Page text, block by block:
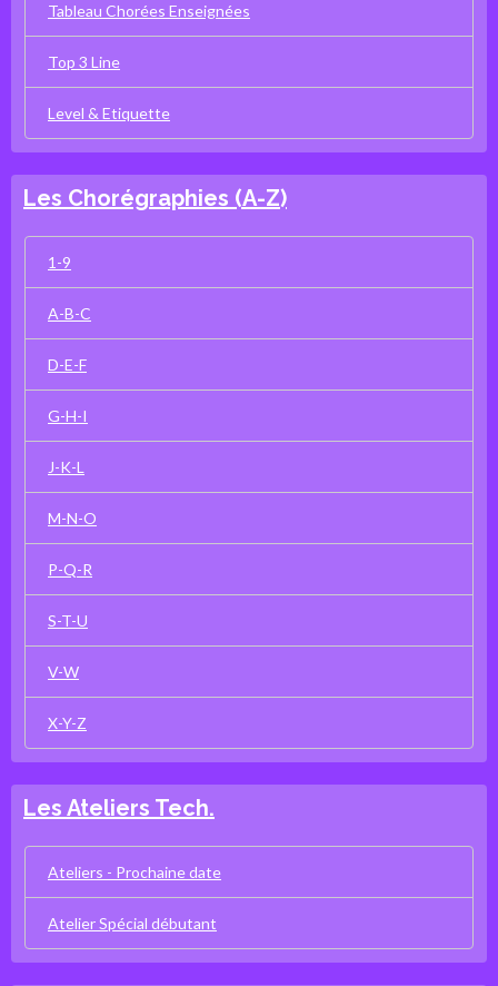
Tableau Chorées Enseignées
Top 3 Line
Level & Etiquette
Les Chorégraphies (A-Z)
1-9
A-B-C
D-E-F
G-H-I
J-K-L
M-N-O
P-Q-R
S-T-U
V-W
X-Y-Z
Les Ateliers Tech.
Ateliers - Prochaine date
Atelier Spécial débutant